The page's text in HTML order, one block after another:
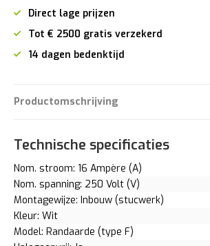
Direct lage prijzen
Tot € 2500 gratis verzekerd
14 dagen bedenktijd
Productomschrijving
Technische specificaties
Nom. stroom: 16 Ampère (A)
Nom. spanning: 250 Volt (V)
Montagewijze: Inbouw (stucwerk)
Kleur: Wit
Model: Randaarde (type F)